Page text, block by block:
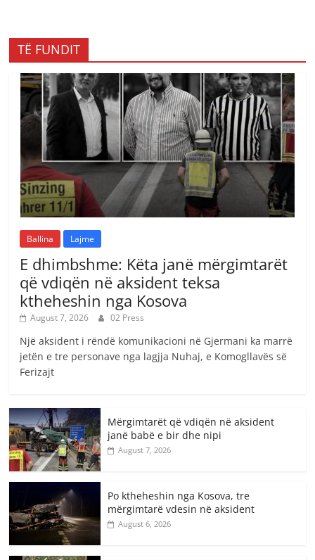
TË FUNDIT
Ballina Lajme
E dhimbshme: Këta janë mërgimtarët
që vdiqën në aksident teksa
ktheheshin nga Kosova
August 7, 2026 02 Press
Një aksident i rëndë komunikacioni në Gjermani ka marrë
jetën e tre personave nga lagjja Nuhaj, e Komogllavës së
Ferizajt
Mërgimtarët që vdiqën në aksident
janë babë e bir dhe nipi
August 7, 2026
Po ktheheshin nga Kosova, tre
mërgimtarë vdesin në aksident
August 6, 2026